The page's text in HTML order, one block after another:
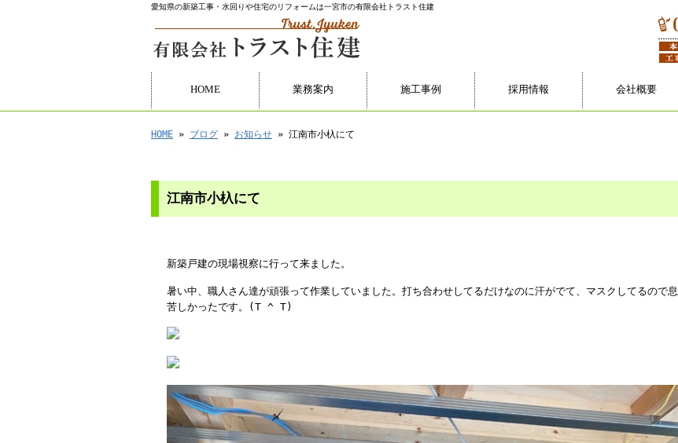
愛知県の新築工事・水回りや住宅のリフォームは一宮市の有限会社トラスト住建
HOME 業務案内 施工事例 採用情報 会社概要
HOME » ブログ » お知らせ » 江南市小杁にて
江南市小杁にて
新築戸建の現場視察に行って来ました。
暑い中、職人さん達が頑張って作業していました。打ち合わせしてるだけなのに汗がでて、マスクしてるので息
苦しかったです。(T ^ T)